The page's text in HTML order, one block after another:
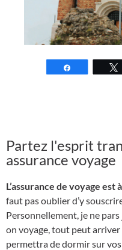
Partez l'esprit
assurance voyage
L’assurance de voyage est
faut pas oublier d’y
Personnellement, je ne
on voyage, tout peut arriver
permettra de dormir sur